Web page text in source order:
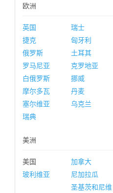
欧洲
英国 瑞士
捷克
匈牙利
俄罗斯
土耳其
罗马尼亚
克罗地亚
白俄罗斯
挪威
摩尔多瓦
丹麦
塞尔维亚
乌克兰
瑞典
美洲
美国 加拿大
玻利维亚
尼加拉瓜
圣基茨和尼维